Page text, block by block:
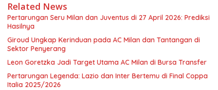
Related News
Pertarungan Seru Milan dan Juventus di 27 April 2026: Prediksi
Hasilnya
Giroud Ungkap Kerinduan pada AC Milan dan Tantangan di
Sektor Penyerang
Leon Goretzka Jadi Target Utama AC Milan di Bursa Transfer
Pertarungan Legenda: Lazio dan Inter Bertemu di Final Coppa
Italia 2025/2026